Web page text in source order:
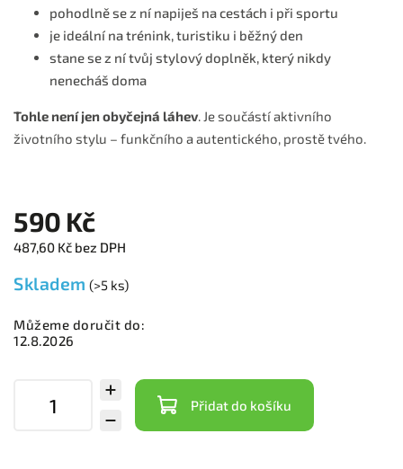
pohodlně se z ní napiješ na cestách i při sportu
je ideální na trénink, turistiku i běžný den
stane se z ní tvůj stylový doplněk, který nikdy
nenecháš doma
Tohle není jen obyčejná láhev. Je součástí aktivního
životního stylu – funkčního a autentického, prostě tvého.
590 Kč
487,60 Kč bez DPH
Skladem (>5 ks)
Můžeme doručit do:
12.8.2026
Přidat do košíku